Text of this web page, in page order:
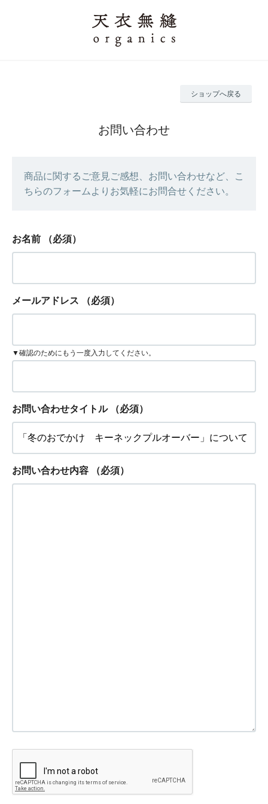
ショップへ戻る
お問い合わせ
商品に関するご意見ご感想、お問い合わせなど、こ
ちらのフォームよりお気軽にお問合せください。
お名前 （必須）
メールアドレス （必須）
▼確認のためにもう一度入力してください。
お問い合わせタイトル （必須）
お問い合わせ内容 （必須）